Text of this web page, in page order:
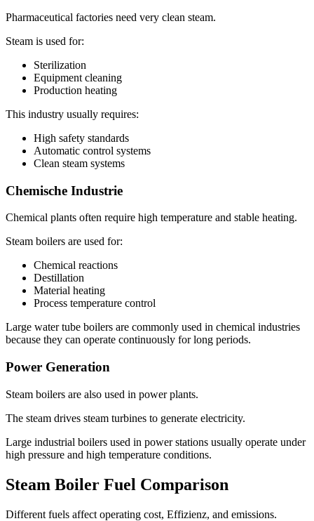
Pharmaceutical factories need very clean steam.
Steam is used for:
Sterilization
Equipment cleaning
Production heating
This industry usually requires:
High safety standards
Automatic control systems
Clean steam systems
Chemische Industrie
Chemical plants often require high temperature and stable heating.
Steam boilers are used for:
Chemical reactions
Destillation
Material heating
Process temperature control
Large water tube boilers are commonly used in chemical industries
because they can operate continuously for long periods.
Power Generation
Steam boilers are also used in power plants.
The steam drives steam turbines to generate electricity.
Large industrial boilers used in power stations usually operate under
high pressure and high temperature conditions.
Steam Boiler Fuel Comparison
Different fuels affect operating cost, Effizienz, and emissions.